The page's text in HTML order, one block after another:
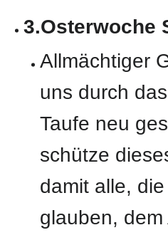
3.Osterwoche
Allmächtiger
uns durch
Taufe neu
schütze
damit alle,
glauben,